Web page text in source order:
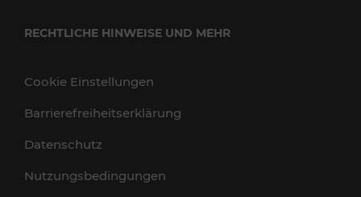
RECHTLICHE HINWEISE UND MEHR
Cookie Einstellungen
Barrierefreiheitserklärung
Datenschutz
Nutzungsbedingungen